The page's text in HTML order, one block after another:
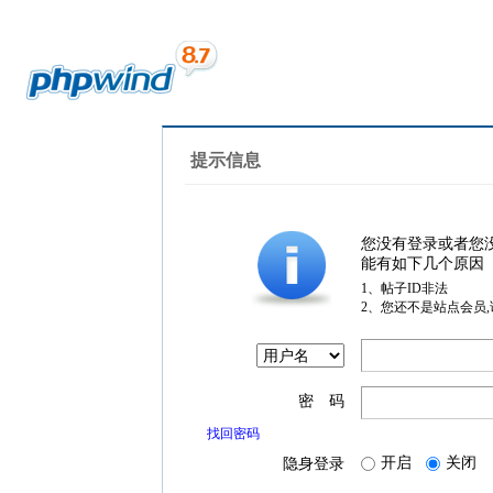
提示信息
您没有登录或者您
能有如下几个原因
1、帖子ID非法
2、您还不是站点会员
密 码
找回密码
隐身登录 开启 关闭